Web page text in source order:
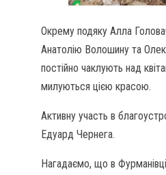
Окрему подяку Алла
Анатолію Волошину та
постійно чаклують над
милуються цією красою.
Активну участь в
Едуард Чернега.
Нагадаємо, що в